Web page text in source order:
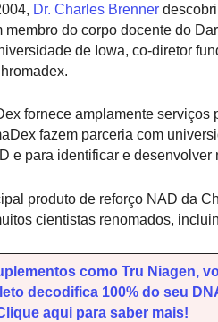
Dr. Charles Brenner
membro do corpo docente do
de Iowa, co-diretor
fornece amplamente
fazem parceria com
e para identificar e
produto de reforço NAD da
cientistas renomados,
como Tru Niagen,
decodifica 100% do seu
aqui para saber mais!